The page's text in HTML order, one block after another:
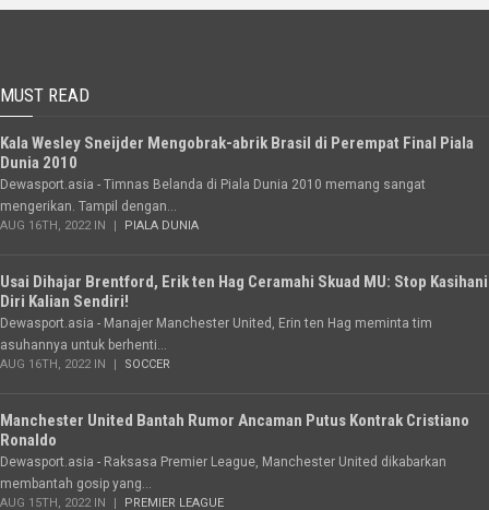
MUST READ
Kala Wesley Sneijder Mengobrak-abrik Brasil di Perempat Final Piala
Dunia 2010
Dewasport.asia - Timnas Belanda di Piala Dunia 2010 memang sangat
mengerikan. Tampil dengan...
AUG 16TH, 2022 IN PIALA DUNIA
Usai Dihajar Brentford, Erik ten Hag Ceramahi Skuad MU: Stop Kasihani
Diri Kalian Sendiri!
Dewasport.asia - Manajer Manchester United, Erin ten Hag meminta tim
asuhannya untuk berhenti...
AUG 16TH, 2022 IN SOCCER
Manchester United Bantah Rumor Ancaman Putus Kontrak Cristiano
Ronaldo
Dewasport.asia - Raksasa Premier League, Manchester United dikabarkan
membantah gosip yang...
AUG 15TH, 2022 IN PREMIER LEAGUE